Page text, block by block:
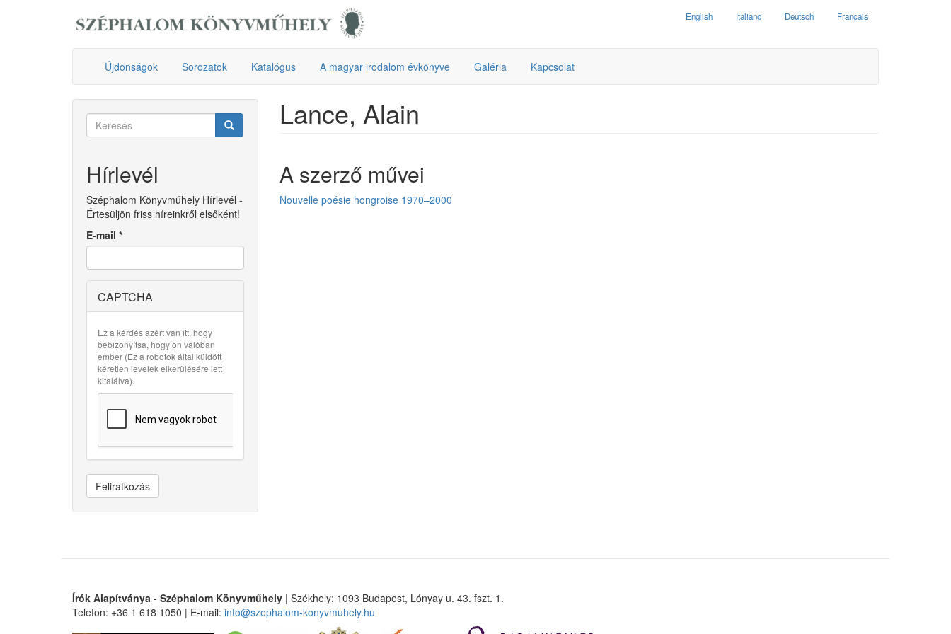
English Italiano Deutsch Francais
Újdonságok Sorozatok Katalógus A magyar irodalom évkönyve Galéria Kapcsolat
Keresés
Hírlevél
Széphalom Könyvműhely Hírlevél -
Értesüljön friss híreinkről elsőként!
E-mail *
CAPTCHA
Ez a kérdés azért van itt, hogy
bebizonyítsa, hogy ön valóban
ember (Ez a robotok által küldött
kéretlen levelek elkerülésére lett
kitalálva).
Feliratkozás
Lance, Alain
A szerző művei
Nouvelle poésie hongroise 1970–2000
Írók Alapítványa - Széphalom Könyvműhely | Székhely: 1093 Budapest, Lónyay u. 43. fszt. 1.
Telefon: +36 1 618 1050 | E-mail: info@szephalom-konyvmuhely.hu